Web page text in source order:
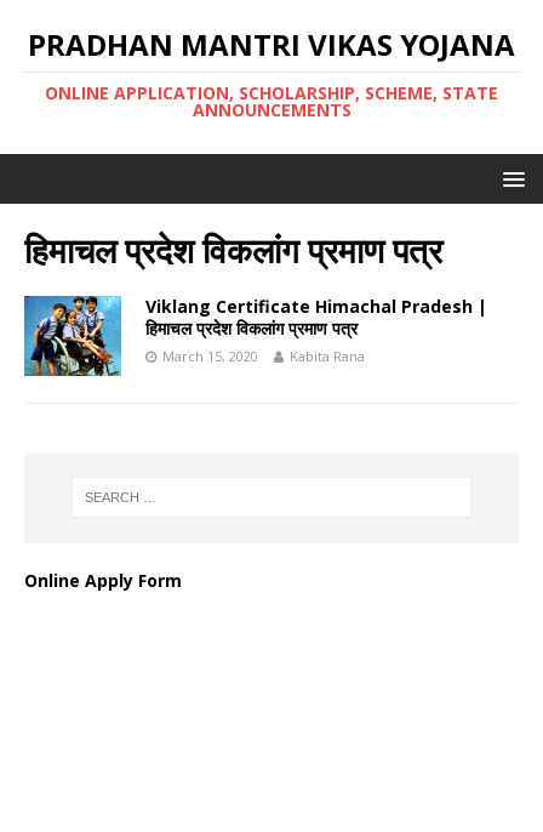
PRADHAN MANTRI VIKAS YOJANA
ONLINE APPLICATION, SCHOLARSHIP, SCHEME, STATE
ANNOUNCEMENTS
हिमाचल प्रदेश विकलांग प्रमाण पत्र
Viklang Certificate Himachal Pradesh |
हिमाचल प्रदेश विकलांग प्रमाण पत्र
March 15, 2020 Kabita Rana
Online Apply Form